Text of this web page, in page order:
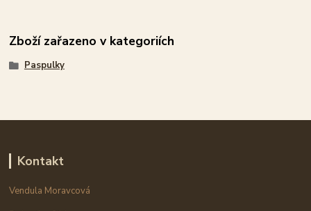
Zboží zařazeno v kategoriích
Paspulky
Kontakt
Vendula Moravcová